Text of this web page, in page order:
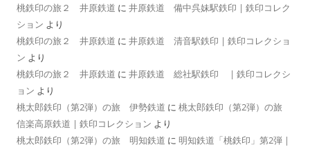
桃鉄印の旅２ 井原鉄道 に 井原鉄道 備中呉妹駅鉄印 | 鉄印コレク
ション より
桃鉄印の旅２ 井原鉄道 に 井原鉄道 清音駅鉄印 | 鉄印コレクショ
ン より
桃鉄印の旅２ 井原鉄道 に 井原鉄道 総社駅鉄印 | 鉄印コレクシ
ョン より
桃太郎鉄印（第2弾）の旅 伊勢鉄道 に 桃太郎鉄印（第2弾）の旅
信楽高原鉄道 | 鉄印コレクション より
桃太郎鉄印（第2弾）の旅 明知鉄道 に 明知鉄道「桃鉄印」第2弾 |